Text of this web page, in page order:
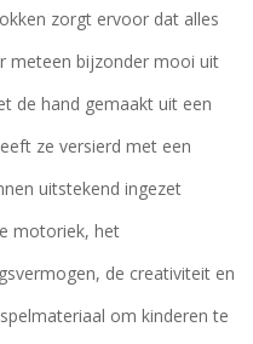
zorgt ervoor dat alles
meteen bijzonder mooi uit
de hand gemaakt uit een
ze versierd met een
uitstekend ingezet
motoriek, het
de creativiteit en
om kinderen te